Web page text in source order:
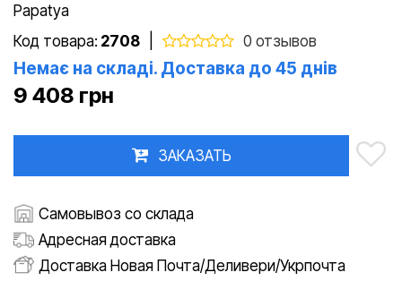
Papatya
Код товара: 2708 0 отзывов
Немає на складі. Доставка до 45 днів
9 408 грн
ЗАКАЗАТЬ
Самовывоз со склада
Адресная доставка
Доставка Новая Почта/Деливери/Укрпочта